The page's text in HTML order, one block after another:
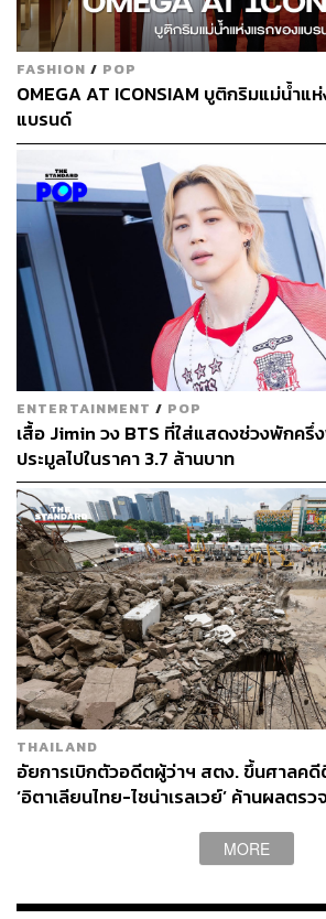
FASHION / POP
OMEGA AT ICONSIAM บูติกริมแม่น้ำแ
แบรนด์
ENTERTAINMENT / POP
เสื้อ Jimin วง BTS ที่ใส่แสดงช่วงพักครึ่
ประมูลไปในราคา 3.7 ล้านบาท
THAILAND
อัยการเบิกตัวอดีตผู้ว่าฯ สตง. ขึ้นศาลค
‘อิตาเลียนไทย-ไชน่าเรลเวย์’ ค้านผลตร
MORE